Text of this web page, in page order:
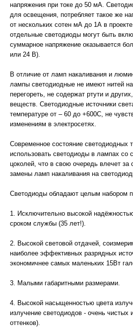
напряжения при токе до 50 мА.
для освещения, потребляет такое же
от нескольких сотен мА до 1А в
отдельные светодиоды могут быть
суммарное напряжение оказывается
или 24 В).
В отличие от ламп накаливания и
лампы светодиодные не имеют нитей
перегореть, не содержат ртути и
веществ. Светодиодные источники
температуре от – 60 до +600С, не
изменениям в электросетях.
Современное состояние светодиодных
использовать светодиоды в лампах со
цоколей, что в свою очередь влечет за
замены ламп накаливания на
Светодиоды обладают целым набором
1. Исключительно высокой
сроком службы (35 лет!).
2. Высокой световой отдачей,
наиболее эффективных разрядных
экономичнее самых маленьких 15Вт
3. Малыми габаритными размерами.
4. Высокой насыщенностью цвета
излучение светодиодов - очень
оттенков).